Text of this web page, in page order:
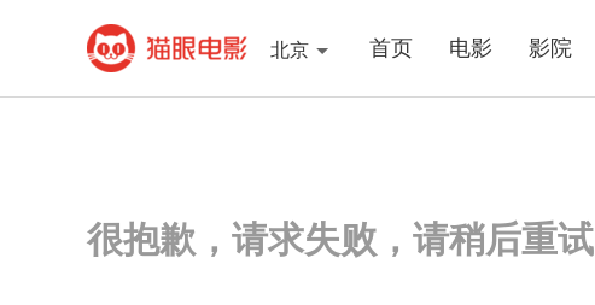
北京 首页 电影 影院
很抱歉，请求失败，请稍后重试